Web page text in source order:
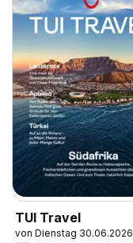
TUI Travel
von Dienstag 30.06.2026